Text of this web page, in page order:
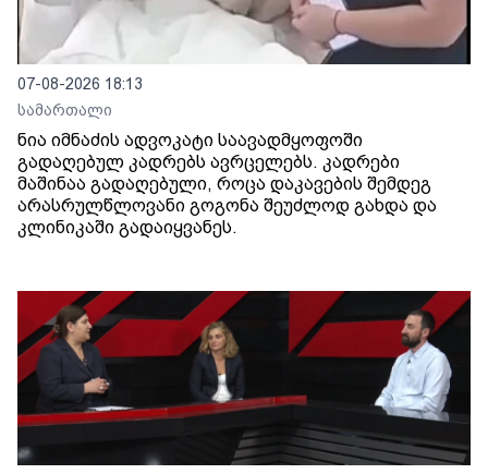
07-08-2026 18:13
სამართალი
ნია იმნაძის ადვოკატი საავადმყოფოში
გადაღებულ კადრებს ავრცელებს. კადრები
მაშინაა გადაღებული, როცა დაკავების შემდეგ
არასრულწლოვანი გოგონა შეუძლოდ გახდა და
კლინიკაში გადაიყვანეს.